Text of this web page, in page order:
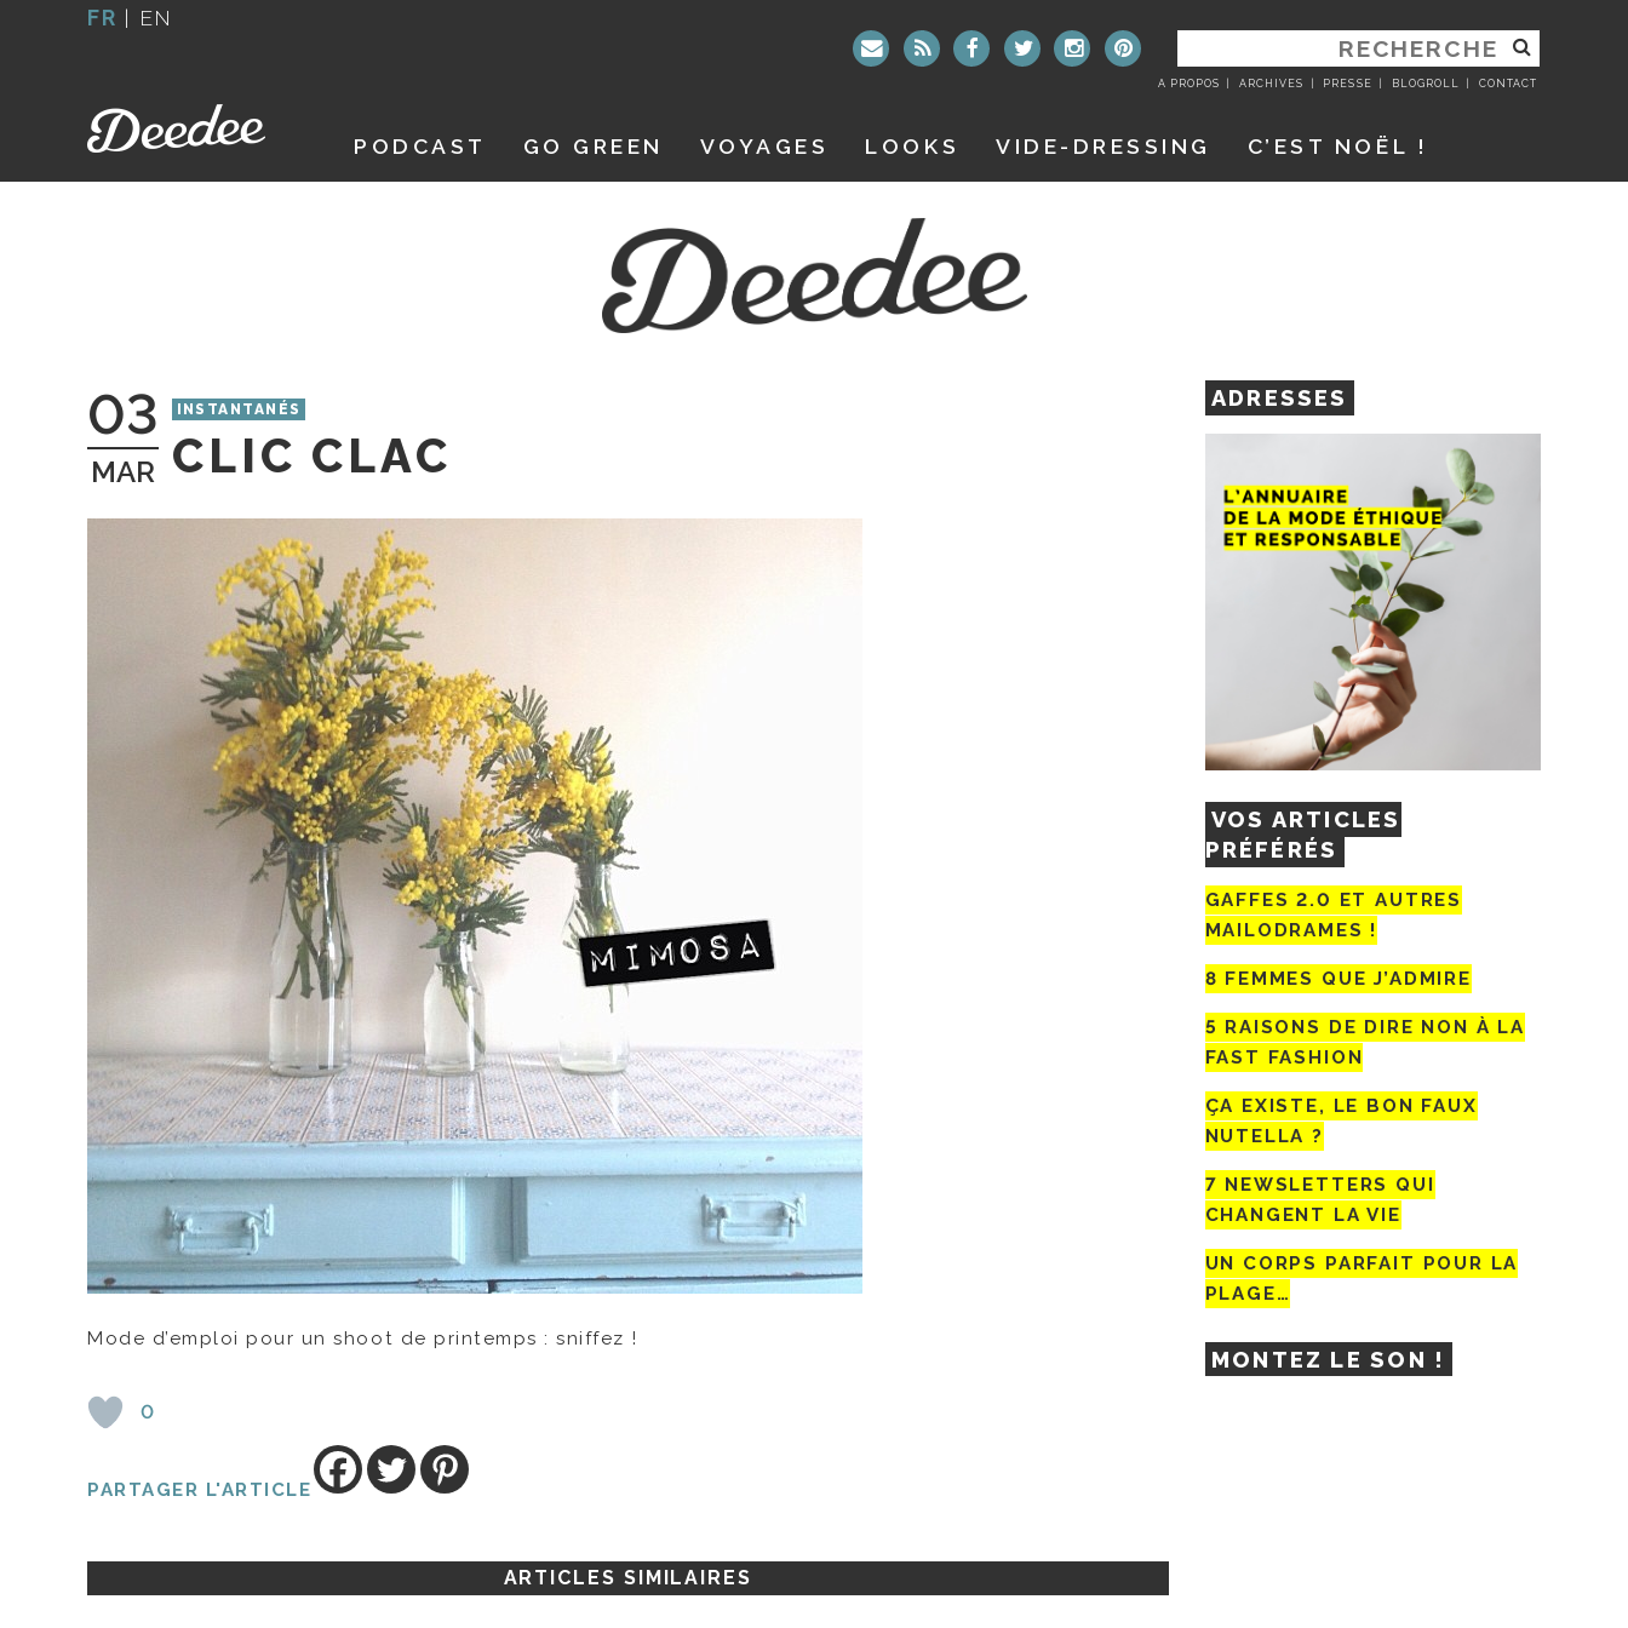
FR | EN
RECHERCHER
:
A PROPOS ARCHIVES PRESSE BLOGROLL CONTACT
PODCAST GO GREEN VOYAGES LOOKS VIDE-DRESSING C’EST NOËL !
03
MAR
INSTANTANÉS
CLIC CLAC
Mode d’emploi pour un shoot de printemps : sniffez !
0
PARTAGER L'ARTICLE
ARTICLES SIMILAIRES
ADRESSES
VOS ARTICLES
PRÉFÉRÉS
GAFFES 2.0 ET AUTRES
MAILODRAMES !
8 FEMMES QUE J’ADMIRE
5 RAISONS DE DIRE NON À LA
FAST FASHION
ÇA EXISTE, LE BON FAUX
NUTELLA ?
7 NEWSLETTERS QUI
CHANGENT LA VIE
UN CORPS PARFAIT POUR LA
PLAGE…
MONTEZ LE SON !